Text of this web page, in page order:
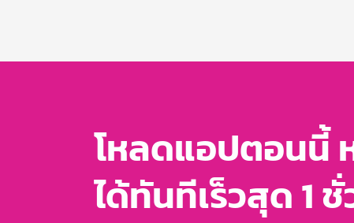
โหลดแอปตอนนี้
ได้ทันทีเร็วสุด 1 ชั่